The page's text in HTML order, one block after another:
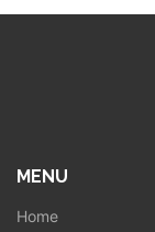
MENU
Home